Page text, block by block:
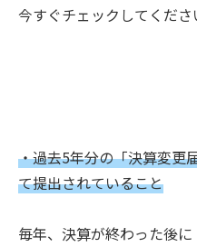
今すぐチェックしてくださ
・過去5年分の「決算変更
て提出されていること
毎年、決算が終わった後